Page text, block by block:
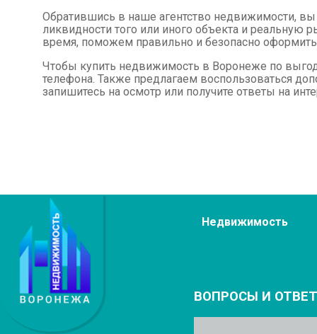
Обратившись в наше агентство недвижимости,
ликвидности того или иного объекта и
время, поможем правильно и безопасно
Чтобы купить недвижимость в Воронеже по
телефона. Также предлагаем воспользоваться
запишитесь на осмотр или получите ответы на
Недвижимость
ВОПРОСЫ И